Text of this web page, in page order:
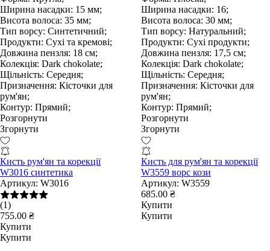
Ширина насадки: 15 мм;
Висота волоса: 35 мм;
Тип ворсу: Синтетичний;
Продукти: Сухі та кремові;
Довжина пензля: 18 см;
Колекція: Dark chokolate;
Щільність: Середня;
Призначення: Кісточки для
рум'ян;
Контур: Прямий;
Розгорнути
Згорнути
Кисть рум'ян та корекції
W3016 синтетика
Артикул: W3016
(1)
755.00 ₴
Купити
Купити
Ширина насадки: 16;
Висота волоса: 30 мм;
Тип ворсу: Натуральний;
Продукти: Сухі продукти;
Довжина пензля: 17,5 см;
Колекція: Dark chokolate;
Щільність: Середня;
Призначення: Кісточки для
рум'ян;
Контур: Прямий;
Розгорнути
Згорнути
Кисть для рум'ян та корекції
W3559 ворс кози
Артикул: W3559
685.00 ₴
Купити
Купити